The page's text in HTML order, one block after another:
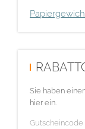
Sie haben
hier ein.
Gutscheincode